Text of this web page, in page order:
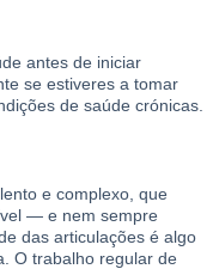
antes de iniciar
se estiveres a tomar
de saúde crónicas.
e complexo, que
— e nem sempre
das articulações é algo
O trabalho regular de